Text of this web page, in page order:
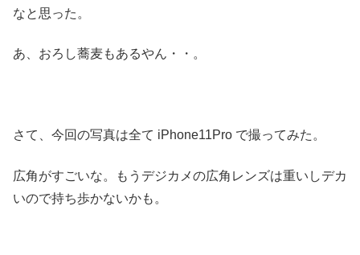
なと思った。
あ、おろし蕎麦もあるやん・・。
さて、今回の写真は全て iPhone11Pro で撮ってみた。
広角がすごいな。もうデジカメの広角レンズは重いしデカ
いので持ち歩かないかも。